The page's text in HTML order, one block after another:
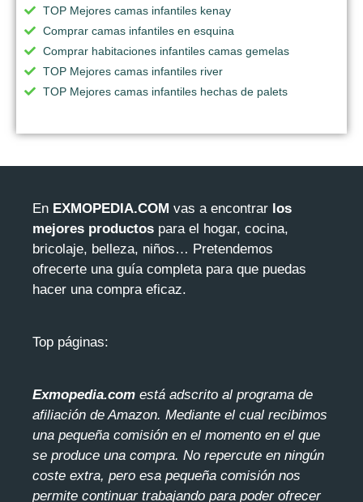
TOP Mejores camas infantiles kenay
Comprar camas infantiles en esquina
Comprar habitaciones infantiles camas gemelas
TOP Mejores camas infantiles river
TOP Mejores camas infantiles hechas de palets
En EXMOPEDIA.COM vas a encontrar los
mejores productos para el hogar, cocina,
bricolaje, belleza, niños… Pretendemos
ofrecerte una guía completa para que puedas
hacer una compra eficaz.
Top páginas:
Exmopedia.com está adscrito al programa de
afiliación de Amazon. Mediante el cual recibimos
una pequeña comisión en el momento en el que
se produce una compra. No repercute en ningún
coste extra, pero esa pequeña comisión nos
permite continuar trabajando para poder ofrecer